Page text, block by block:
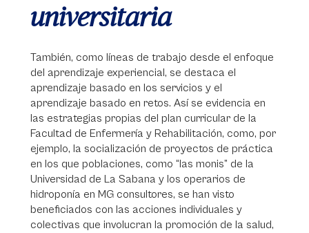
universitaria
También, como líneas de trabajo desde el enfoque
del aprendizaje experiencial, se destaca el
aprendizaje basado en los servicios y el
aprendizaje basado en retos. Así se evidencia en
las estrategias propias del plan curricular de la
Facultad de Enfermería y Rehabilitación, como, por
ejemplo, la socialización de proyectos de práctica
en los que poblaciones, como “las monis” de la
Universidad de La Sabana y los operarios de
hidroponía en MG consultores, se han visto
beneficiados con las acciones individuales y
colectivas que involucran la promoción de la salud,